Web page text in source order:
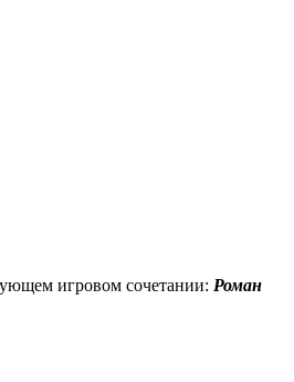
игровом сочетании: Роман